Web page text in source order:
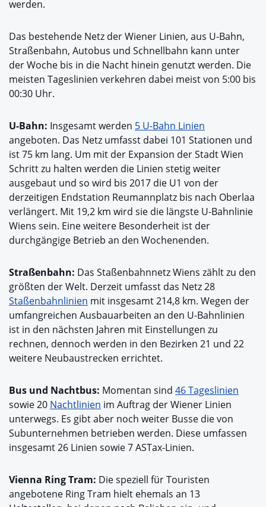
werden.
Das bestehende Netz der Wiener Linien, aus U-Bahn,
Straßenbahn, Autobus und Schnellbahn kann unter
der Woche bis in die Nacht hinein genutzt werden. Die
meisten Tageslinien verkehren dabei meist von 5:00 bis
00:30 Uhr.
U-Bahn: Insgesamt werden 5 U-Bahn Linien
angeboten. Das Netz umfasst dabei 101 Stationen und
ist 75 km lang. Um mit der Expansion der Stadt Wien
Schritt zu halten werden die Linien stetig weiter
ausgebaut und so wird bis 2017 die U1 von der
derzeitigen Endstation Reumannplatz bis nach Oberlaa
verlängert. Mit 19,2 km wird sie die längste U-Bahnlinie
Wiens sein. Eine weitere Besonderheit ist der
durchgängige Betrieb an den Wochenenden.
Straßenbahn: Das Staßenbahnnetz Wiens zählt zu den
größten der Welt. Derzeit umfasst das Netz 28
Staßenbahnlinien mit insgesamt 214,8 km. Wegen der
umfangreichen Ausbauarbeiten an den U-Bahnlinien
ist in den nächsten Jahren mit Einstellungen zu
rechnen, dennoch werden in den Bezirken 21 und 22
weitere Neubaustrecken errichtet.
Bus und Nachtbus: Momentan sind 46 Tageslinien
sowie 20 Nachtlinien im Auftrag der Wiener Linien
unterwegs. Es gibt aber noch weiter Busse die von
Subunternehmen betrieben werden. Diese umfassen
insgesamt 26 Linien sowie 7 ASTax-Linien.
Vienna Ring Tram: Die speziell für Touristen
angebotene Ring Tram hielt ehemals an 13